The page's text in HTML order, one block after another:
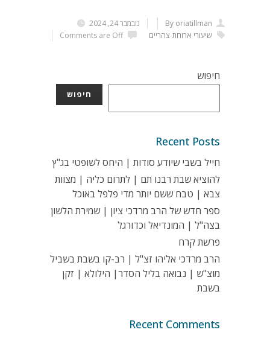
נובמבר 24, 2024
By oriatillman
Comments are Off
שיעורי ארוחת צהריים
חיפוש
חיפוש
Recent Posts
חייל בשבי שיודע סודות | היחס לשופטי בג"ץ
להוציא שבת רבנו תם | לתרום כליה | מצוות
צבא | טבח ששם יותר מדי פלפל באוכל
ספר חדש של הרב מרדכי ציון | שמירת הלשון
בצה"ל | המונדיאל וכדורגל
פרשת קרח
הרב מרדכי אליהו זצ"ל | רב-קו בשבת בשביל
מוצ"ש | נבואה בליל הסדר| הילולא | זקן
בשבת
Recent Comments